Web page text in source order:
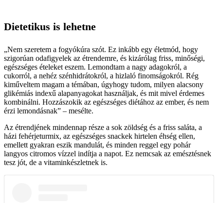
Dietetikus is lehetne
„Nem szeretem a fogyókúra szót. Ez inkább egy életmód, hogy
szigorúan odafigyelek az étrendemre, és kizárólag friss, minőségi,
egészséges ételeket eszem. Lemondtam a nagy adagokról, a
cukorról, a nehéz szénhidrátokról, a hizlaló finomságokról. Rég
kiműveltem magam a témában, úgyhogy tudom, milyen alacsony
glikémiás indexű alapanyagokat használjak, és mit mivel érdemes
kombinálni. Hozzászokik az egészséges diétához az ember, és nem
érzi lemondásnak” – mesélte.
Az étrendjének mindennap része a sok zöldség és a friss saláta, a
házi fehérjeturmix, az egészséges snackek­ hirtelen éhség ellen,
emellett gyakran eszik mandulát, és minden reggel egy pohár
langyos citromos vízzel indítja a napot. Ez nemcsak az emésztésnek
tesz jót, de a vitaminkészletnek is.